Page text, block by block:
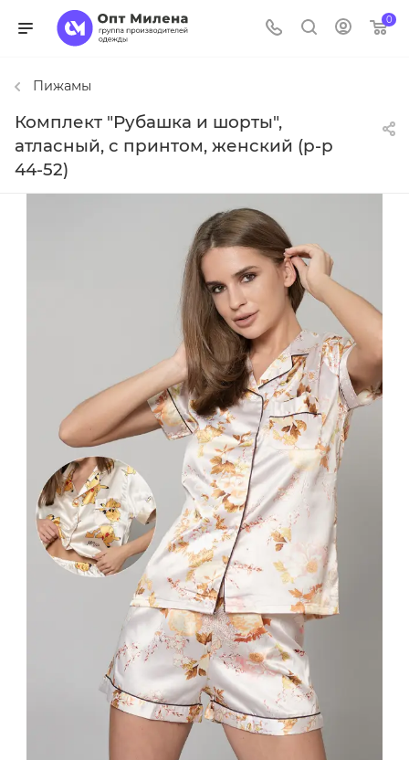
0
Пижамы
Комплект "Рубашка и шорты",
атласный, с принтом, женский (р-р
44-52)